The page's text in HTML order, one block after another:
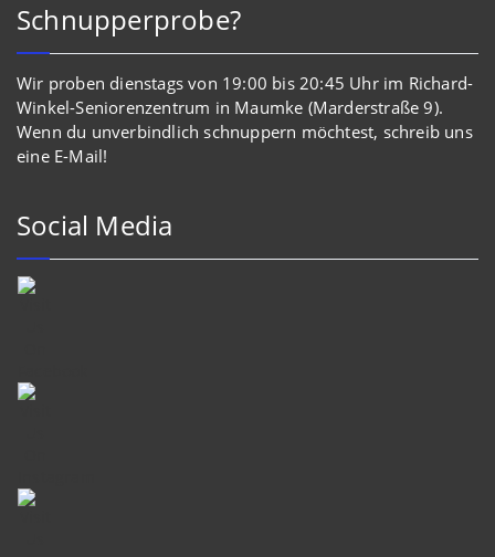
Schnupperprobe?
Wir proben dienstags von 19:00 bis 20:45 Uhr im Richard-
Winkel-Seniorenzentrum in Maumke (Marderstraße 9).
Wenn du unverbindlich schnuppern möchtest, schreib uns
eine E-Mail!
Social Media